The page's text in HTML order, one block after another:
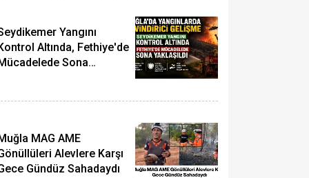
Yangını
Altında, Fethiye'de
Sona
MAG AME
Alevlere Karşı
Gündüz Sahadaydı